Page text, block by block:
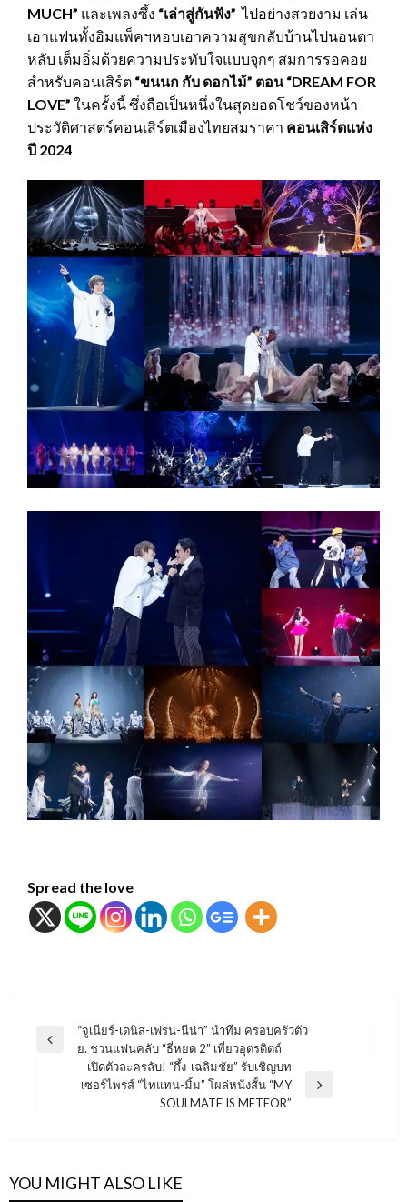
MUCH” และเพลงซึ้ง “เล่าสู่กันฟัง” ไปอย่างสวยงาม เล่น
เอาแฟนทั้งอิมแพ็คฯหอบเอาความสุขกลับบ้านไปนอนตา
หลับ เต็มอิ่มด้วยความประทับใจแบบจุกๆ สมการรอคอย
สำหรับคอนเสิร์ต “ขนนก กับ ดอกไม้” ตอน “DREAM FOR
LOVE” ในครั้งนี้ ซึ่งถือเป็นหนึ่งในสุดยอดโชว์ของหน้า
ประวัติศาสตร์คอนเสิร์ตเมืองไทยสมราคา คอนเสิร์ตแห่ง
ปี 2024
Spread the love
แนะแนว
Previous
“จูเนียร์-เดนิส-เฟรน-นีน่า” นำทีม ครอบครัวตัว
ย. ชวนแฟนคลับ “ธี่หยด 2” เที่ยวอุตรดิตถ์
เปิดตัวละครลับ! “กึ้ง-เฉลิมชัย” รับเชิญบท
เซอร์ไพรส์ “ไทแทน-มิ้ม” โผล่หนังสั้น “MY
SOULMATE IS METEOR”
YOU MIGHT ALSO LIKE